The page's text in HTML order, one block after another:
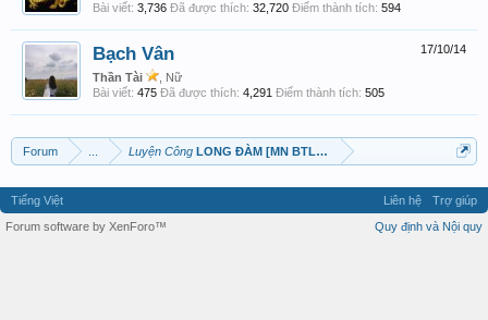
Bài viết: 3,736 Đã được thích: 32,720 Điểm thành tích: 594
17/10/14
Bạch Vân
Thần Tài
, Nữ
Bài viết: 475 Đã được thích: 4,291 Điểm thành tích: 505
Forum Luyện Công LONG ĐÀM [MN BTL 3N]
Tiếng Việt Liên hệ
Trợ giúp
Quy định và Nội quy
Forum software by XenForo™